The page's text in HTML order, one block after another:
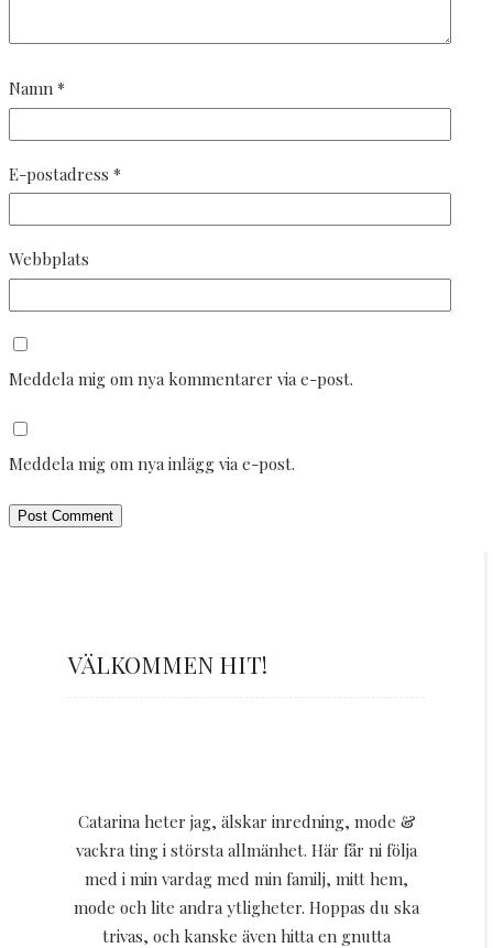
Namn *
E-postadress *
Webbplats
Meddela mig om nya kommentarer via e-post.
Meddela mig om nya inlägg via e-post.
VÄLKOMMEN HIT!
Catarina heter jag, älskar inredning, mode &
vackra ting i största allmänhet. Här får ni följa
med i min vardag med min familj, mitt hem,
mode och lite andra ytligheter. Hoppas du ska
trivas, och kanske även hitta en gnutta